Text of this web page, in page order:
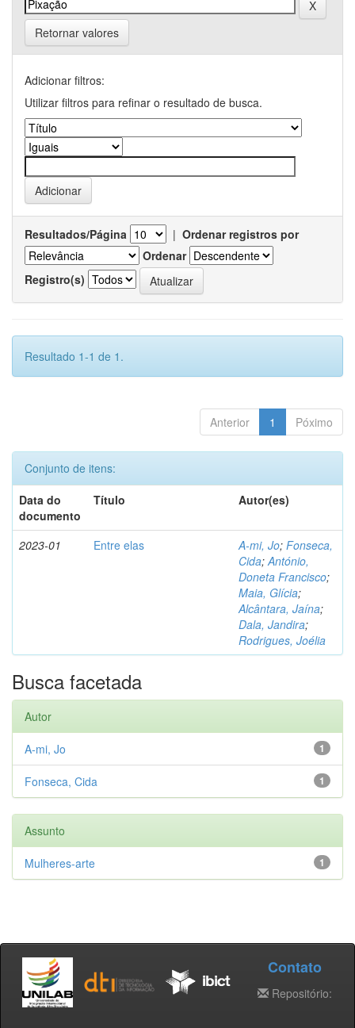
Retornar valores
Adicionar filtros:
Utilizar filtros para refinar o resultado de busca.
Resultados/Página | Ordenar registros por
Ordenar
Registro(s)
Resultado 1-1 de 1.
Anterior 1 Póximo
Conjunto de itens:
Data do
documento
Título Autor(es)
2023-01 Entre elas A-mi, Jo; Fonseca,
Cida;António,
Doneta Francisco;
Maia, Glícia;
Alcântara, Jaína;
Dala, Jandira;
Rodrigues, Joélia
Busca facetada
Autor
1
A-mi, Jo
1
Fonseca, Cida
Assunto
1
Mulheres-arte
Contato
Repositório: